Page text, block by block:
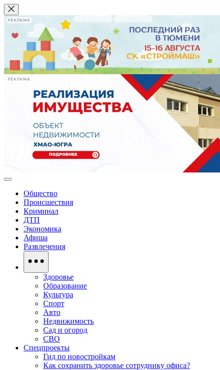
РЕКЛАМА
РЕКЛАМА
Общество
Происшествия
Криминал
ДТП
Экономика
Афиша
Развлечения
Здоровье
Образование
Культура
Спорт
Авто
Недвижимость
Сад и огород
СВО
Спецпроекты
Гид по новостройкам
Как сохранить здоровье сотруднику офиса?